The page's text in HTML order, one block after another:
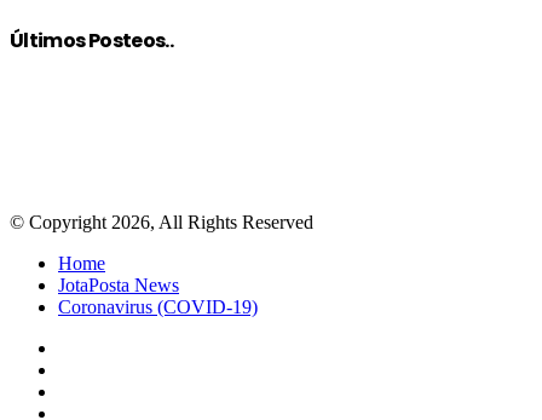
Últimos Posteos..
© Copyright 2026, All Rights Reserved
Home
JotaPosta News
Coronavirus (COVID-19)